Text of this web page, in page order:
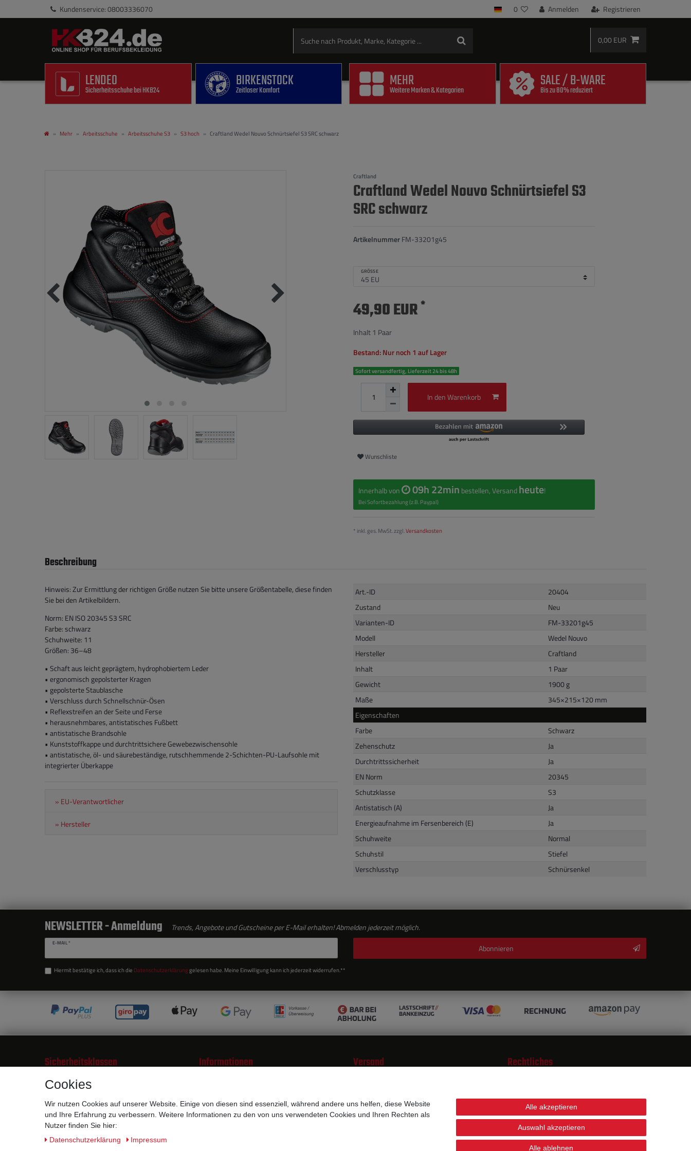
Kundenservice: 08003336070 Anmelden Registrieren
0
0,00 EUR
LENDEO
Sicherheitsschuhe bei HKB24 BIRKENSTOCK
Zeitloser Komfort MEHR
Weitere Marken & Kategorien SALE / B-WARE
Bis zu 80% reduziert
Mehr Arbeitsschuhe Arbeitsschuhe S3 S3 hoch Craftland Wedel Nouvo Schnürtsiefel S3 SRC schwarz
Craftland
Craftland Wedel Nouvo Schnürtsiefel S3
SRC schwarz
ArtikelnummerFM-33201g45
GRÖSSE
49,90 EUR*
Inhalt 1 Paar
Bestand: Nur noch 1 auf Lager
Sofort versandfertig, Lieferzeit 24 bis 48h
In den Warenkorb
Wunschliste
Innerhalb von 09h 22min bestellen, Versandheute!
Bei Sofortbezahlung (z.B. Paypal)
* inkl. ges. MwSt. zzgl.Versandkosten
Beschreibung
Hinweis: Zur Ermittlung der richtigen Größe nutzen Sie bitte unsere Größentabelle, diese finden
Sie bei den Artikelbildern.
Norm: EN ISO 20345 S3 SRC
Farbe: schwarz
Schuhweite: 11
Größen: 36–48
• Schaft aus leicht geprägtem, hydrophobiertem Leder
• ergonomisch gepolsterter Kragen
• gepolsterte Staublasche
• Verschluss durch Schnellschnür-Ösen
• Reflexstreifen an der Seite und Ferse
• herausnehmbares, antistatisches Fußbett
• antistatische Brandsohle
• Kunststoffkappe und durchtrittsichere Gewebezwischensohle
• antistatische, öl- und säurebeständige, rutschhemmende 2-Schichten-PU-Laufsohle mit
integrierter Überkappe
» EU-Verantwortlicher
» Hersteller
Art.-ID
20404
Zustand
Neu
Varianten-ID
FM-33201g45
Modell
Wedel Nouvo
Hersteller
Craftland
Inhalt
1 Paar
Gewicht
1900 g
Maße
345×215×120mm
Eigenschaften
Farbe
Schwarz
Zehenschutz
Ja
Durchtrittssicherheit
Ja
EN Norm
20345
Schutzklasse
S3
Antistatisch (A)
Ja
Energieaufnahme im Fersenbereich (E)
Ja
Schuhweite
Normal
Schuhstil
Stiefel
Verschlusstyp
Schnürsenkel
NEWSLETTER - Anmeldung Trends, Angebote und Gutscheine per E-Mail erhalten! Abmelden jederzeit möglich.
E-MAIL *
Hiermit bestätige ich, dass ich die Daten­schutz­erklärunggelesen habe. Meine Einwilligung kann ich jederzeit widerrufen.**
Abonnieren
Sicherheitsklassen
Arbeitsschuhe S1
Arbeitsschuhe S1P
Arbeitsschuhe S2
Arbeitsschuhe S3
Gummistiefel S4/S5
Schnittschutz
Berufsschuhe
Informationen
Über uns
Urheberrechtshinweis
Arbeitsschuhe Pflege
Versand Rechtliches
Impressum
Kontakt
Widerrufs­recht
Vertrag widerrufen
Cookies
Wir nutzen Cookies auf unserer Website. Einige von diesen sind essenziell, während andere uns helfen, diese Website
und Ihre Erfahrung zu verbessern. Weitere Informationen zu den von uns verwendeten Cookies und Ihren Rechten als
Nutzer finden Sie hier:
Daten­schutz­erklärung
Impressum
Alle akzeptieren
Auswahl akzeptieren
Alle ablehnen